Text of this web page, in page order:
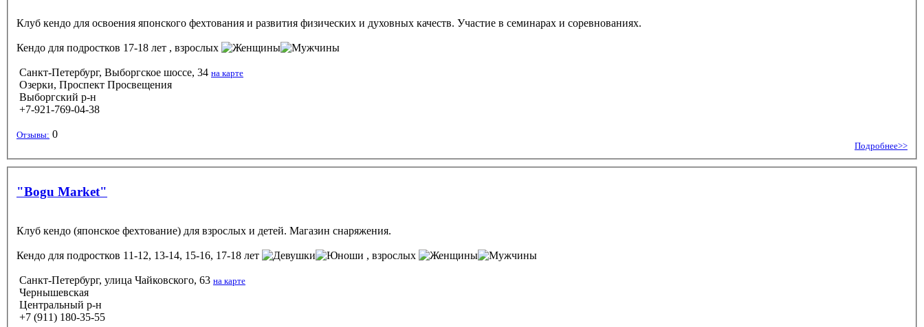
Клуб кендо для освоения японского фехтования и развития физических и духовных качеств. Участие в семинарах и соревнованиях.
Кендо для подростков 17-18 лет , взрослых
Санкт-Петербург, Выборгское шоссе, 34 на карте
Озерки, Проспект Просвещения
Выборгский р-н
+7-921-769-04-38
Отзывы: 0
Подробнее>>
"Bogu Market"
Клуб кендо (японское фехтование) для взрослых и детей. Магазин снаряжения.
Кендо для подростков 11-12, 13-14, 15-16, 17-18 лет , взрослых
Санкт-Петербург, улица Чайковского, 63 на карте
Чернышевская
Центральный р-н
+7 (911) 180-35-55